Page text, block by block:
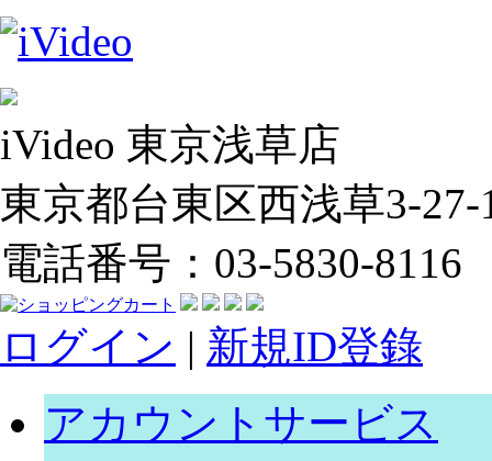
iVideo 東京浅草店
東京都台東区西浅草3-27-
電話番号：03-5830-8116
ログイン | 新規ID登錄
アカウントサービス